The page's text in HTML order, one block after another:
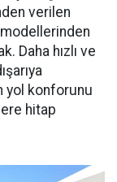
verilen
Daha hızlı ve
yol konforunu
hitap